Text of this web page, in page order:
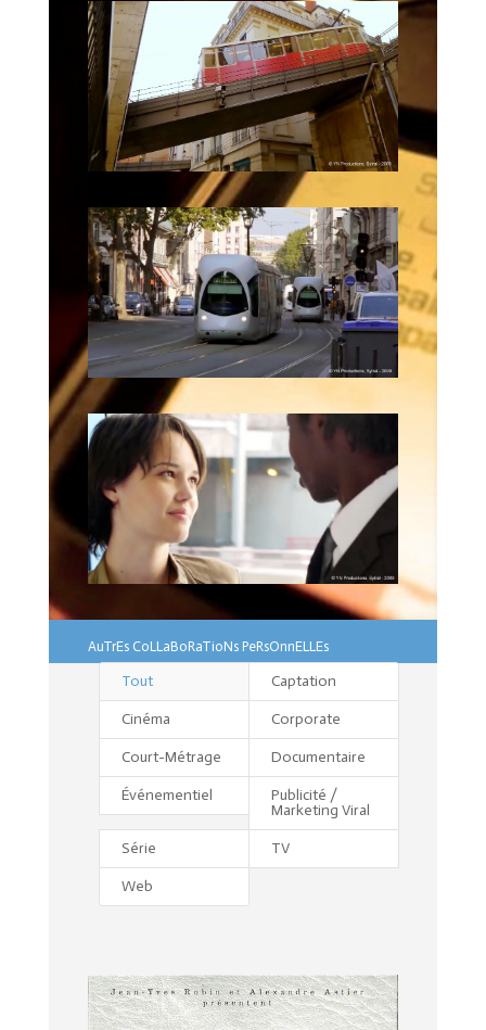
AuTrEs CoLLaBoRaTioNs PeRsOnnELLEs
Tout Captation
Cinéma Corporate
Court-Métrage Documentaire
Événementiel
Publicité /
Marketing Viral
Série TV
Web